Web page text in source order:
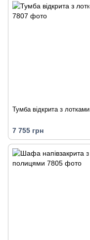
Тумба відкрита з лотками
7 755 грн